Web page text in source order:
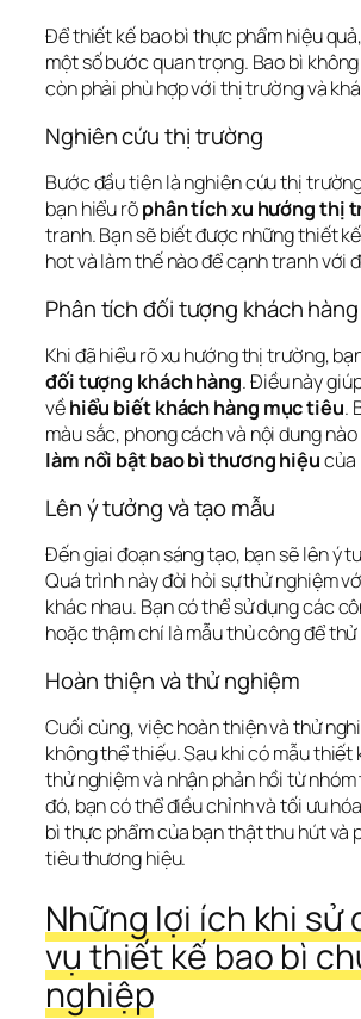
Để thiết kế bao bì thực phẩm hiệu
một số bước quan trọng. Bao bì
còn phải phù hợp với thị trường và
Nghiên cứu thị trường
Bước đầu tiên là nghiên cứu thị
bạn hiểu rõ phân tích xu hướng thị
tranh. Bạn sẽ biết được những thiết
hot và làm thế nào để cạnh tranh với
Phân tích đối tượng khách hàng
Khi đã hiểu rõ xu hướng thị trường,
đối tượng khách hàng. Điều này
về hiểu biết khách hàng mục tiêu.
làm nổi bật bao bì thương hiệu của
Lên ý tưởng và tạo mẫu
Đến giai đoạn sáng tạo, bạn sẽ lên ý
Quá trình này đòi hỏi sự thử nghiệm
khác nhau. Bạn có thể sử dụng các
hoặc thậm chí là mẫu thủ công để
Hoàn thiện và thử nghiệm
Cuối cùng, việc hoàn thiện và thử
không thể thiếu. Sau khi có mẫu thiết
thử nghiệm và nhận phản hồi từ
đó, bạn có thể điều chỉnh và tối ưu
bì thực phẩm của bạn thật thu hút và
tiêu thương hiệu.
Những lợi ích khi sử
vụ thiết kế bao bì
nghiệp